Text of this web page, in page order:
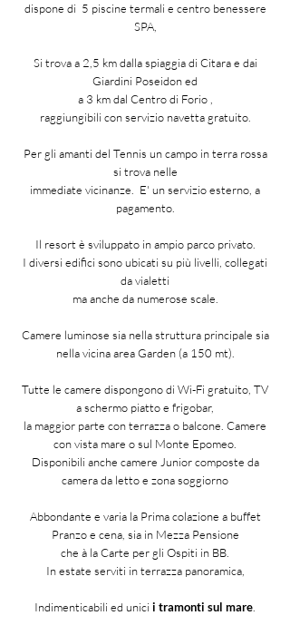
dispone di 5 piscine termali e centro benessere
SPA,
Si trova a 2,5 km dalla spiaggia di Citara e dai
Giardini Poseidon ed
a 3 km dal Centro di Forio ,
raggiungibili con servizio navetta gratuito.
Per gli amanti del Tennis un campo in terra rossa
si trova nelle
immediate vicinanze. E' un servizio esterno, a
pagamento.
Il resort è sviluppato in ampio parco privato.
I diversi edifici sono ubicati su più livelli, collegati
da vialetti
ma anche da numerose scale.
Camere luminose sia nella struttura principale sia
nella vicina area Garden (a 150 mt).
Tutte le camere dispongono di Wi-Fi gratuito, TV
a schermo piatto e frigobar,
la maggior parte con terrazza o balcone. Camere
con vista mare o sul Monte Epomeo.
Disponibili anche camere Junior composte da
camera da letto e zona soggiorno
Abbondante e varia la Prima colazione a buffet
Pranzo e cena, sia in Mezza Pensione
che à la Carte per gli Ospiti in BB.
In estate serviti in terrazza panoramica,
Indimenticabili ed unici i tramonti sul mare